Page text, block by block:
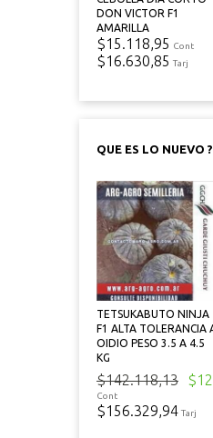
DON VICTOR F1
AMARILLA
$15.118,95 Cont
$16.630,85 Tarj
QUE ES LO NUEVO ?
TETSUKABUTO NINJA
F1 ALTA TOLERANCIA
OIDIO PESO 3.5 A 4.5
KG
$142.118,13
Cont
$156.329,94 Tarj